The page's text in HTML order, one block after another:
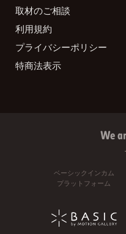
取材のご相談
利用規約
プライバシーポリシー
特商法表示
We
ベーシックインカム
プラットフォーム